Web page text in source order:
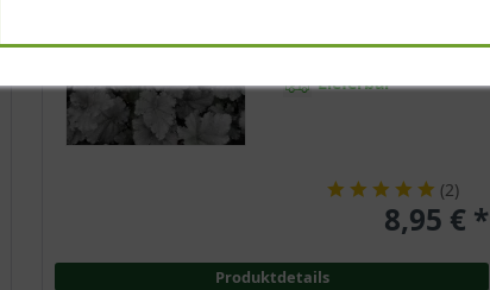
25 - 35 cm
Lieferbar
(2)
8,95 € *
Produktdetails